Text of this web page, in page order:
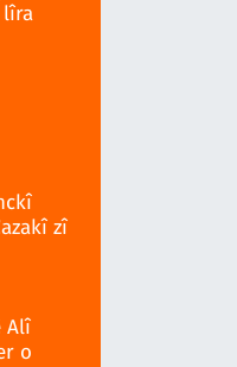
lîra
zî
Alî
o